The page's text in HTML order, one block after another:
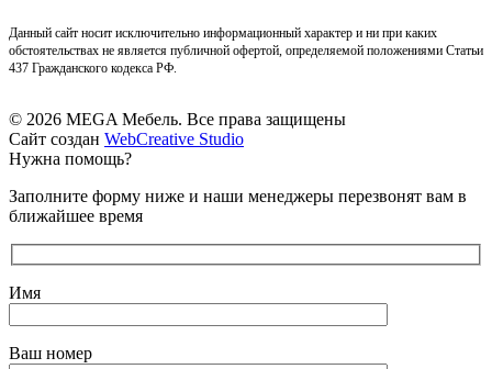
Данный сайт носит исключительно информационный характер и ни при каких
обстоятельствах не является публичной офертой, определяемой положениями Статьи
437 Гражданского кодекса РФ.
© 2026 MEGA Мебель. Все права защищены
Сайт создан WebCreative Studio
Нужна помощь?
Заполните форму ниже и наши менеджеры перезвонят вам в
ближайшее время
Имя
Ваш номер